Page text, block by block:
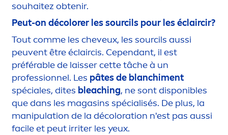
souhaitez obtenir.
Peut-on décolorer les sourcils pour les éclaircir?
Tout comme les cheveux, les sourcils aussi
peuvent être éclaircis. Cependant, il est
préférable de laisser cette tâche à un
professionnel. Les pâtes de blanchiment
spéciales, dites bleaching, ne sont disponibles
que dans les magasins spécialisés. De plus, la
manipulation de la décoloration n'est pas aussi
facile et peut irriter les yeux.